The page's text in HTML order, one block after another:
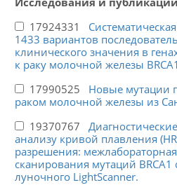
17924331
1433 вариантов
клинического значения в
к раку молочной железы
17990525 Новые мутации
раком молочной железы из
19370767
анализу кривой плавления
разрешения:
сканирования мутаций
луночного LightScanner.